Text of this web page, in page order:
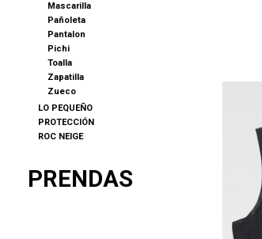
Mascarilla
Pañoleta
Pantalon
Pichi
Toalla
Zapatilla
Zueco
LO PEQUEÑO
PROTECCIÓN
ROC NEIGE
PRENDAS